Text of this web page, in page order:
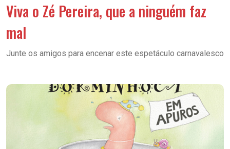
Viva o Zé Pereira, que a ninguém faz
mal
Junte os amigos para encenar este espetáculo carnavalesco